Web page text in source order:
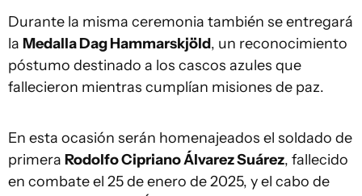
Durante la misma ceremonia también se entregará
la Medalla Dag Hammarskjöld, un reconocimiento
póstumo destinado a los cascos azules que
fallecieron mientras cumplían misiones de paz.
En esta ocasión serán homenajeados el soldado de
primera Rodolfo Cipriano Álvarez Suárez, fallecido
en combate el 25 de enero de 2025, y el cabo de